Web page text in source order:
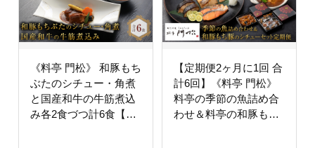
《料亭 門松》 和豚もち
ぶたのシチュー・角煮
と国産和牛の牛筋煮込
み各2食づつ計6食【惣
【定期便2ヶ月に1回 合
計6回】《料亭 門松》
料亭の季節の魚詰め合
わせ＆料亭の和豚もち